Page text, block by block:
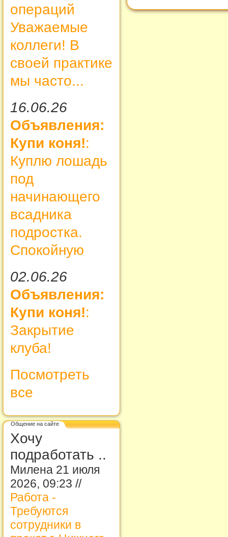
операций
Уважаемые
коллеги! В
своей практике
мы часто...
16.06.26
Объявления:
Купи коня!:
Куплю лошадь
под
начинающего
всадника
подростка.
Спокойную
02.06.26
Объявления:
Купи коня!:
Закрытие
клуба!
Посмотреть
все
Общение на сайте
Хочу
подработать ..
Милена 21 июля
2026, 09:23 //
Работа -
Требуются
сотрудники в